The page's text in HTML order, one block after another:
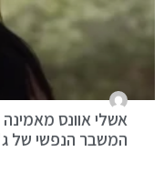
אשלי אוונס
המשבר הנפשי של